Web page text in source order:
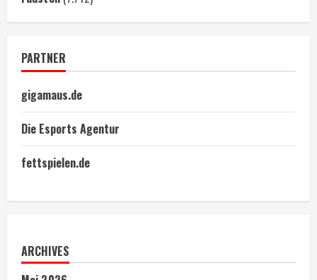
PARTNER
gigamaus.de
Die Esports Agentur
fettspielen.de
ARCHIVES